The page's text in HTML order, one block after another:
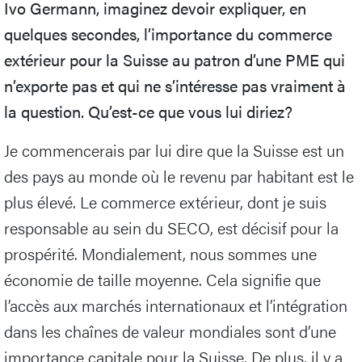
Ivo Germann, imaginez devoir expliquer, en
quelques secondes, l’importance du commerce
extérieur pour la Suisse au patron d’une PME qui
n’exporte pas et qui ne s’intéresse pas vraiment à
la question. Qu’est-ce que vous lui diriez?
Je commencerais par lui dire que la Suisse est un
des pays au monde où le revenu par habitant est le
plus élevé. Le commerce extérieur, dont je suis
responsable au sein du SECO, est décisif pour la
prospérité. Mondialement, nous sommes une
économie de taille moyenne. Cela signifie que
l’accès aux marchés internationaux et l’intégration
dans les chaînes de valeur mondiales sont d’une
importance capitale pour la Suisse. De plus, il y a